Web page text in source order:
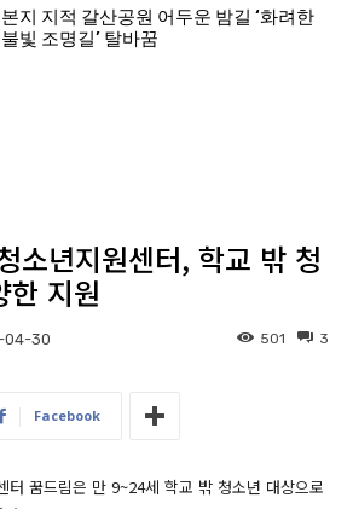
본지 지적 갈산공원 어두운 밤길 ‘화려한
불빛 조명길’ 탈바꿈